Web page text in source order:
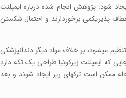
شود. پژوهش انجام شده درباره ایمپلنت
پذیریکمی برخوردارند و احتمال شکستن
میشود، بر خلاف مواد دیگر دندانپزشکی
که ایمپلنت زیرکونیا طراحی یک تکه دارد
ممکن است ترکهای ریز ایجاد شوند و بعد